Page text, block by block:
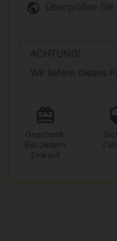
Überprüfen
ACHTUNG!
Wir liefern dieses
Geschenk
Bei Jedem
Einkauf